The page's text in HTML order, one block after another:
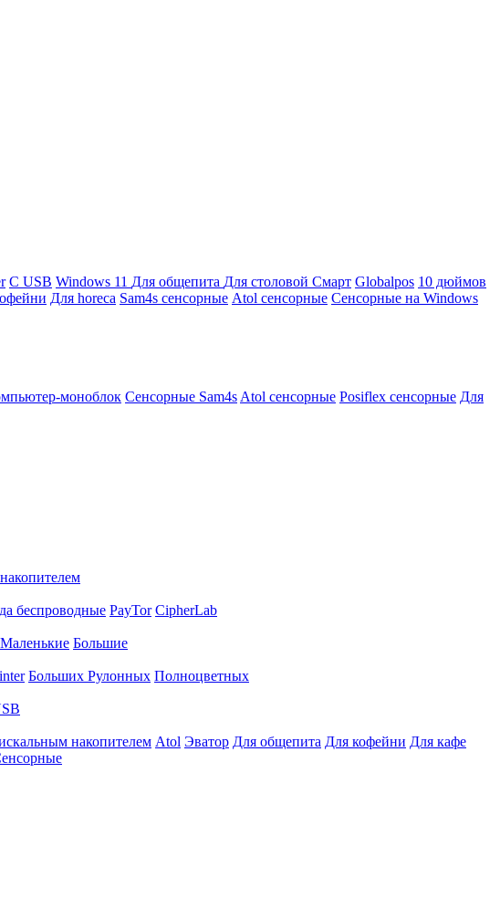
С USB Windows 11 Для общепита Для столовой Смарт Globalpos 10 дюймов
Для horeca Sam4s сенсорные Atol сенсорные Сенсорные на Windows
моноблок Сенсорные Sam4s Atol сенсорные Posiflex сенсорные Для
беспроводные PayTor CipherLab
Маленькие Большие
Больших Рулонных Полноцветных
накопителем Atol Эватор Для общепита Для кофейни Для кафе